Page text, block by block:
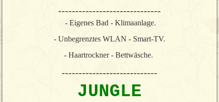
------------------------------
- Eigenes Bad - Klimaanlage.
- Unbegrenztes WLAN - Smart-TV.
- Haartrockner - Bettwäsche.
----------------------------
JUNGLE